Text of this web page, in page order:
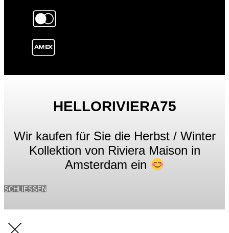
HELLORIVIERA75
Wir kaufen für Sie die Herbst / Winter
Kollektion von Riviera Maison in
Amsterdam ein
SCHLIESSEN